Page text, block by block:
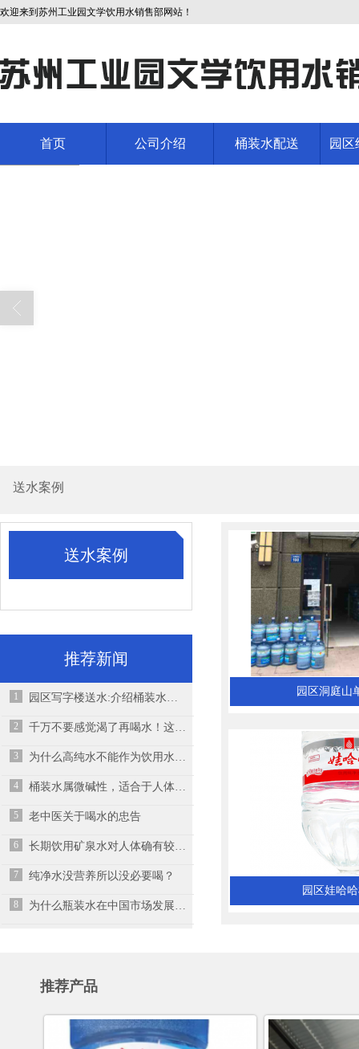
欢迎来到苏州工业园文学饮用水销售部网站！
首页 公司介绍 桶装水配送 园区
送水案例
送水案例
推荐新闻
1 园区写字楼送水:介绍桶装水一些饮用的要点
2 千万不要感觉渴了再喝水！这其实是“求救信号”！
3 为什么高纯水不能作为饮用水？什么为纯净水？
4 桶装水属微碱性，适合于人体内环境的生理特点
5 老中医关于喝水的忠告
6 长期饮用矿泉水对人体确有较明显的营养保健作用
7 纯净水没营养所以没必要喝？
8 为什么瓶装水在中国市场发展的好？
园区洞庭山
园区娃哈
推荐产品